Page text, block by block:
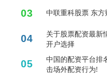
03 中联重科股票 东
04
关于股票配资最新
开户选择
05
中国的配资平台排
击场外配资行为!